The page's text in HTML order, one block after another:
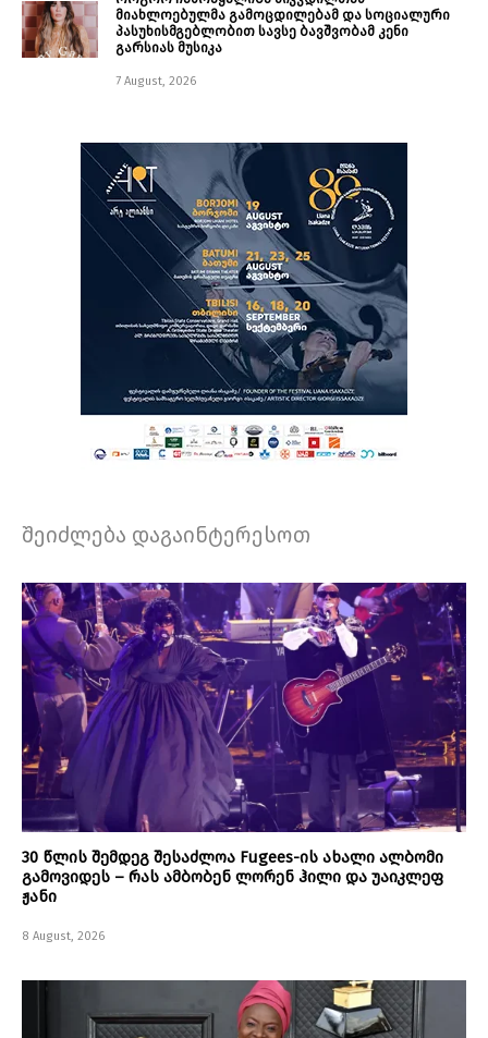
მიახლოებულმა გამოცდილებამ და სოციალური
პასუხისმგებლობით სავსე ბავშვობამ კენი
გარსიას მუსიკა
7 August, 2026
შეიძლება დაგაინტერესოთ
30 წლის შემდეგ შესაძლოა Fugees-ის ახალი ალბომი
გამოვიდეს – რას ამბობენ ლორენ ჰილი და უაიკლეფ
ჟანი
8 August, 2026